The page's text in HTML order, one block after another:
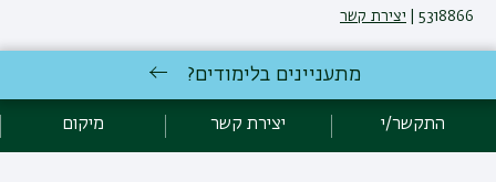
5318866 |
יצירת קשר
אגף תקשוב, אוניברסיטת בר-אילן
אקדימה בר-אילן
מתעניינים בלימודים?
התקשר/י יצירת קשר מיקום